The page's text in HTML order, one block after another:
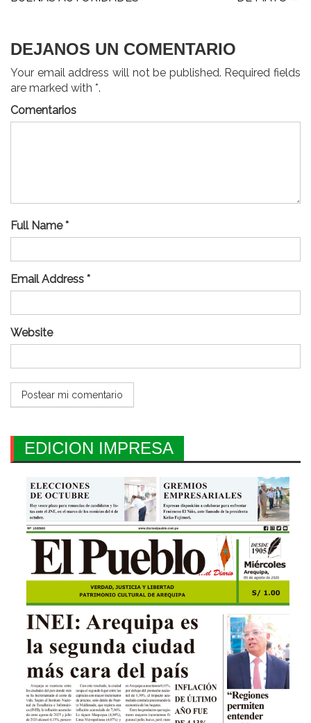
de
DEJANOS UN COMENTARIO
Your email address will not be published. Required fields
are marked with *.
Comentarios
Full Name *
Email Address *
Website
EDICION IMPRESA